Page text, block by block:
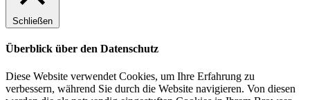
Schließen
Überblick über den Datenschutz
Diese Website verwendet Cookies, um Ihre Erfahrung zu
verbessern, während Sie durch die Website navigieren. Von diesen